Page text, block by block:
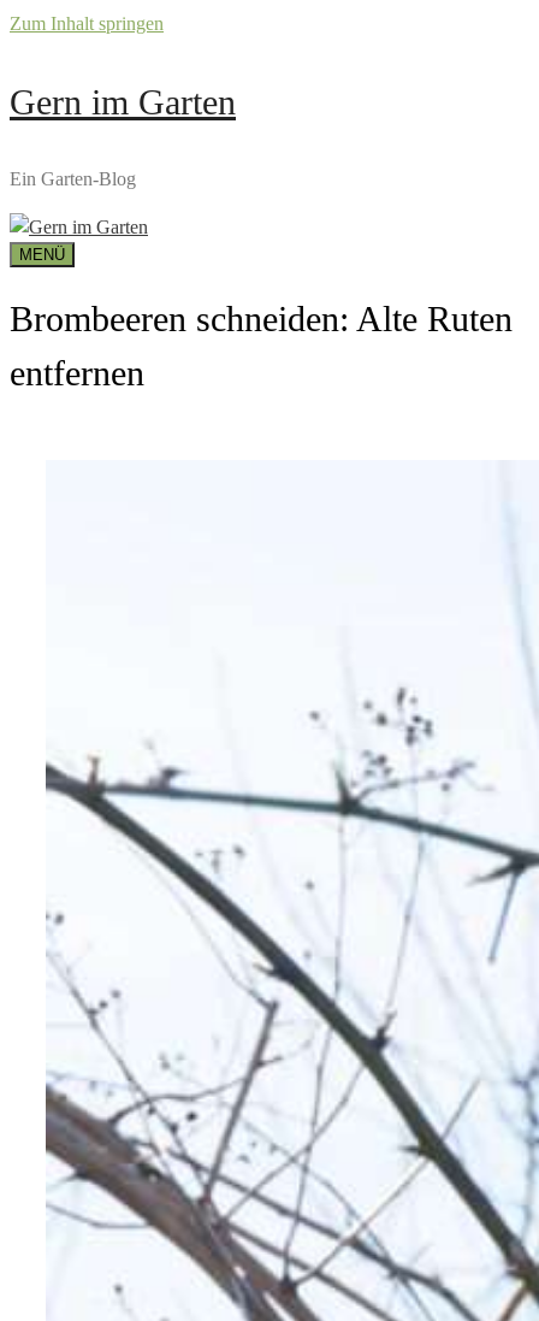
Zum Inhalt springen
Gern im Garten
Ein Garten-Blog
MENÜ
Brombeeren schneiden: Alte Ruten
entfernen